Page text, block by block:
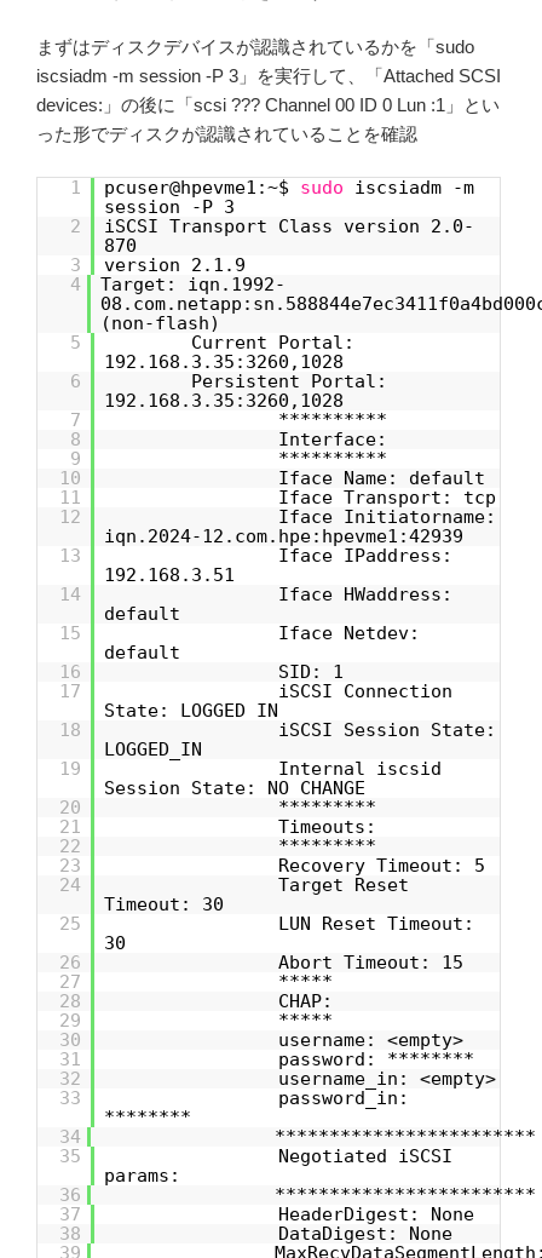
まずはディスクデバイスが認識されているかを「sudo
iscsiadm -m session -P 3」を実行して、「Attached SCSI
devices:」の後に「scsi ??? Channel 00 ID 0 Lun :1」とい
った形でディスクが認識されていることを確認
1 pcuser@hpevme1:~$ sudo
iscsiadm -m
session -P 3
2
iSCSI Transport Class version 2.0-
870
3
version 2.1.9
4
Target: iqn.1992-
(non-flash)
5
Current Portal:
192.168.3.35:3260,1028
6
Persistent Portal:
192.168.3.35:3260,1028
7
**********
8
Interface:
9
**********
10
Iface Name: default
11
Iface Transport: tcp
12
Iface Initiatorname:
iqn.2024-12.com.hpe:hpevme1:42939
13
Iface IPaddress:
192.168.3.51
14
Iface HWaddress:
default
15
Iface Netdev:
default
16
SID: 1
17
iSCSI Connection
State: LOGGED IN
18
iSCSI Session State:
LOGGED_IN
19
Internal iscsid
Session State: NO CHANGE
20
*********
21
Timeouts:
22
*********
23
Recovery Timeout: 5
24
Target Reset
Timeout: 30
25
LUN Reset Timeout:
30
26
Abort Timeout: 15
27
*****
28
CHAP:
29
*****
30
username: <empty>
31
password: ********
32
username_in: <empty>
33
password_in:
********
34
************************
35
Negotiated iSCSI
params:
36
************************
37
HeaderDigest: None
38
DataDigest: None
39